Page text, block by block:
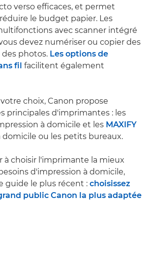
verso efficaces, et permet
le budget papier. Les
avec scanner intégré
devez numériser ou copier des
photos. Les options de
fil facilitent également
choix, Canon propose
principales d'imprimantes : les
à domicile et les MAXIFY
domicile ou les petits bureaux.
à choisir l'imprimante la mieux
d'impression à domicile,
guide le plus récent : choisissez
public Canon la plus adaptée